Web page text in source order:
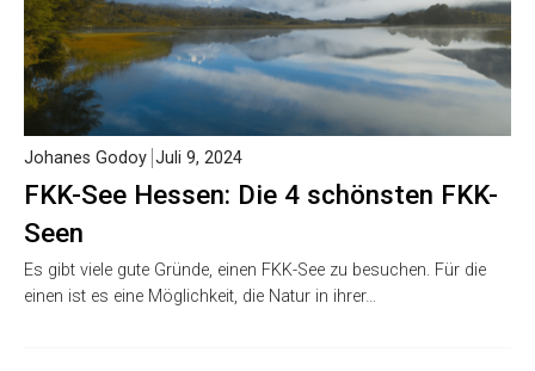
FKK-See Hessen: Die 4 schönsten FKK-
Seen
Johanes Godoy Juli 9, 2024
Es gibt viele gute Gründe, einen FKK-See zu besuchen. Für die
einen ist es eine Möglichkeit, die Natur in ihrer…